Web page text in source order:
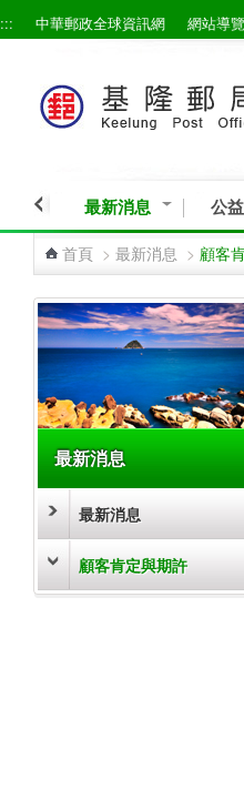
跳到主要內容區塊
::: 中華郵政全球資訊網 網站導覽
最新消息 公
首頁 > 最新消息 > 顧客
最新消息
最新消息
顧客肯定與期許